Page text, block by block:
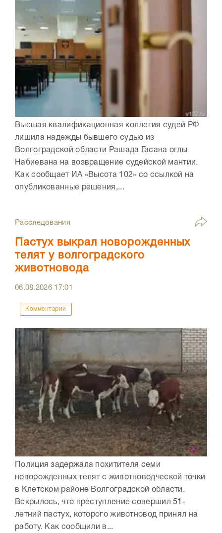
Высшая квалификационная коллегия судей РФ
лишила надежды бывшего судью из
Волгоградской области Рашада Гасана оглы
Набиевана на возвращение судейской мантии.
Как сообщает ИА «Высота 102» со ссылкой на
опубликованные решения,...
Расследования
Пастух выкрал новорожденных
телят у волгоградского
животновода
06.08.2026 17:01
Комментарии
Полиция задержала похитителя семи
новорожденных телят с животноводческой точки
в Клетском районе Волгоградской области.
Вскрылось, что преступление совершил 51-
летний пастух, которого животновод принял на
работу. Как сообщили в...